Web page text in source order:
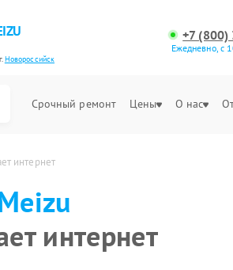
Новороссийск
+7
Ежедневно, с
Срочный ремонт Цены О нас
интернет
интернет